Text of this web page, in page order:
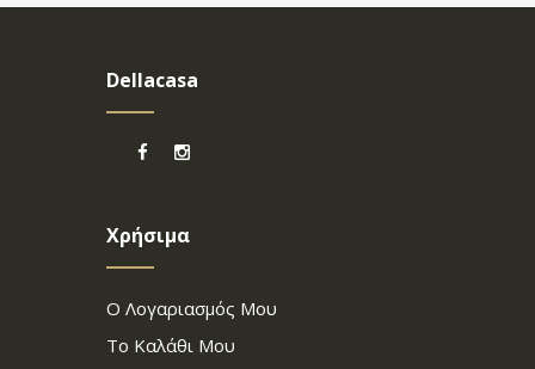
Dellacasa
Χρήσιμα
Ο Λογαριασμός Μου
Το Καλάθι Μου